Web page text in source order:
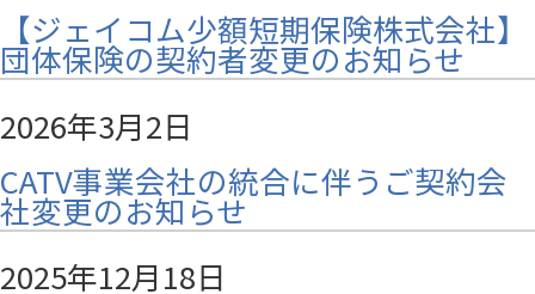
【ジェイコム少額短期保険株式会社】
団体保険の契約者変更のお知らせ
2026年3月2日
CATV事業会社の統合に伴うご契約会
社変更のお知らせ
2025年12月18日